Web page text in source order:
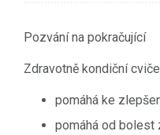
Pozvání na pokračující
Zdravotně kondiční
pomáhá ke
pomáhá od bolest